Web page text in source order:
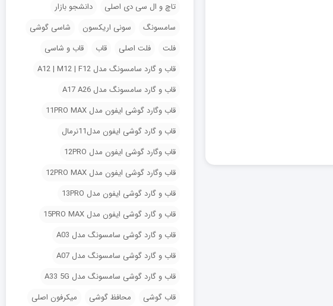
تاچ و ال سی دی اصلی
دانشجو بازار
سامسونگ
سونی اریکسون
شاسی گوشی
فلت
فلت اصلی قاب
قاب و شاسی
قاب و گارد سامسونگ مدل A12 | M12 | F12
قاب و گارد سامسونگ مدل A17 A26
قاب وگارد گوشی ایفون مدل 11PRO MAX
قاب و گارد گوشی ایفون مدل11نرمال
قاب وگارد گوشی ایفون مدل 12PRO
قاب وگارد گوشی ایفون مدل 12PRO MAX
قاب و گارد گوشی ایفون مدل 13PRO
قاب و گارد گوشی ایفون مدل 15PRO MAX
قاب و گارد گوشی سامسونگ مدل A03
قاب و گارد گوشی سامسونگ مدل A07
قاب و گارد گوشی سامسونگ مدل A33 5G
قاب گوشی
محافظ گوشی
میکرفون اصلی